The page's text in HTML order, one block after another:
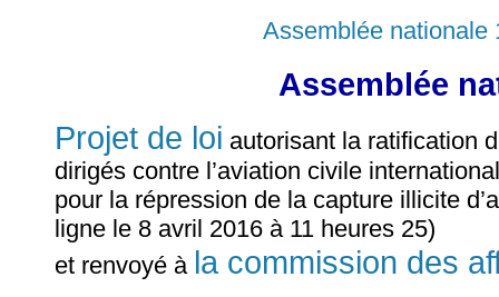
Assemblée nationale
Assemblée
Projet de loi autorisant la ratification
dirigés contre l’aviation civile
pour la répression de la capture illicite
ligne le 8 avril 2016 à 11 heures 25)
et renvoyé à la commission des